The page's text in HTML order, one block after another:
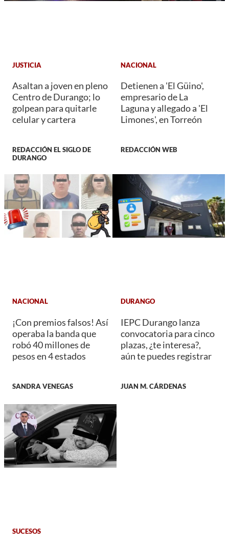
JUSTICIA
Asaltan a joven en pleno
Centro de Durango; lo
golpean para quitarle
celular y cartera
REDACCIÓN EL SIGLO DE
DURANGO
NACIONAL
Detienen a 'El Güino',
empresario de La
Laguna y allegado a 'El
Limones', en Torreón
REDACCIÓN WEB
NACIONAL
¡Con premios falsos! Así
operaba la banda que
robó 40 millones de
pesos en 4 estados
SANDRA VENEGAS
DURANGO
IEPC Durango lanza
convocatoria para cinco
plazas, ¿te interesa?,
aún te puedes registrar
JUAN M. CÁRDENAS
SUCESOS